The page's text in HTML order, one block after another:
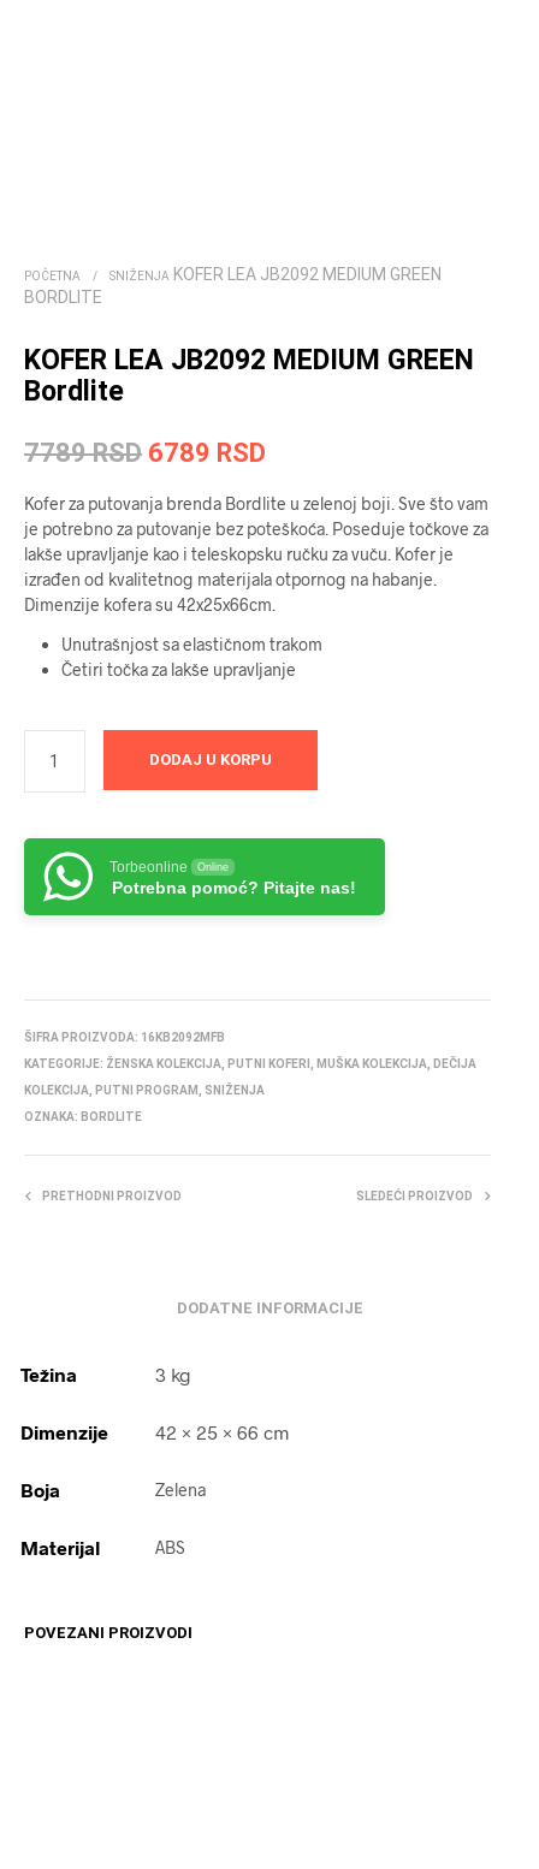
POČETNA / SNIŽENJA KOFER LEA JB2092 MEDIUM GREEN
BORDLITE
KOFER LEA JB2092 MEDIUM GREEN
Bordlite
7789RSD Originalna
cena
je
bila:
7789 RSD.
6789 RSD
cena
je:
6789 RSD.
Kofer za putovanja brenda Bordlite u zelenoj boji. Sve što vam
je potrebno za putovanje bez poteškoća. Poseduje točkove za
lakše upravljanje kao i teleskopsku ručku za vuču. Kofer je
izrađen od kvalitetnog materijala otpornog na habanje.
Dimenzije kofera su 42x25x66cm.
Unutrašnjost sa elastičnom trakom
Četiri točka za lakše upravljanje
DODAJ U KORPU
Torbeonline Online
Potrebna pomoć? Pitajte nas!
ŠIFRA PROIZVODA: 16KB2092MFB
KATEGORIJE: ŽENSKA KOLEKCIJA, PUTNI KOFERI , MUŠKA KOLEKCIJA, DEČIJA
KOLEKCIJA, PUTNI PROGRAM, SNIŽENJA
OZNAKA: BORDLITE
PRETHODNI PROIZVOD SLEDEĆI PROIZVOD
DODATNE INFORMACIJE
Težina 3 kg
Dimenzije 42 × 25 × 66 cm
Boja Zelena
Materijal ABS
POVEZANI PROIZVODI